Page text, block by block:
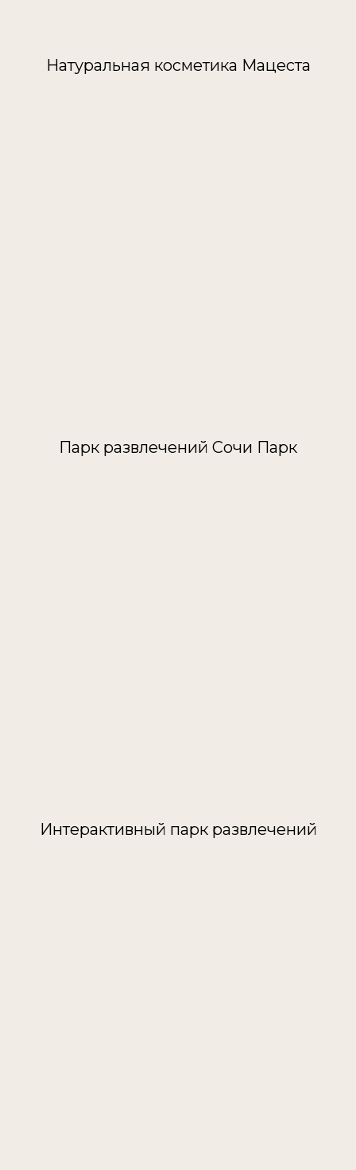
Натуральная косметика Мацеста
Парк развлечений Сочи Парк
Интерактивный парк развлечений